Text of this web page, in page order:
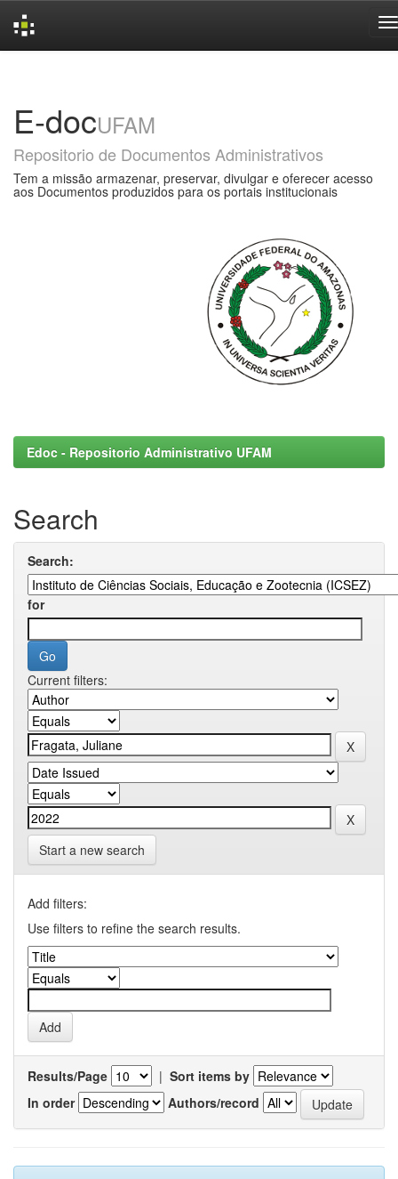
E-docUFAM
Repositorio de Documentos Administrativos
Tem a missão armazenar, preservar, divulgar e oferecer acesso
aos Documentos produzidos para os portais institucionais
Edoc - Repositorio Administrativo UFAM
Search
Search:
for
Current filters:
Start a new search
Add filters:
Use filters to refine the search results.
Results/Page | Sort items by
In order
Authors/record